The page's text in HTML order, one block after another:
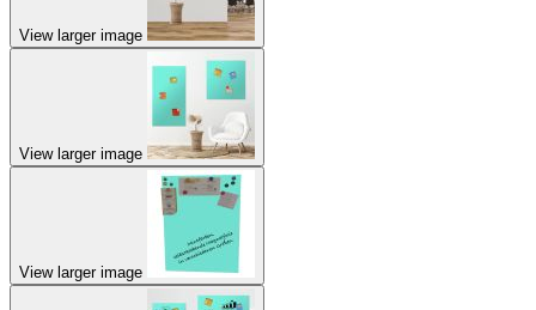
View larger image
View larger image
View larger image